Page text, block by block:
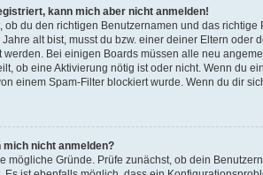
kann mich aber nicht anmelden!
ob du den richtigen Benutzernamen und das
alt bist, musst du bzw. einer deiner Eltern
werden. Bei einigen Boards müssen alle neu
ob eine Aktivierung nötig ist oder nicht. Wenn du
einem Spam-Filter blockiert wurde. Wenn du dir
mich nicht anmelden?
mögliche Gründe. Prüfe zunächst, ob dein